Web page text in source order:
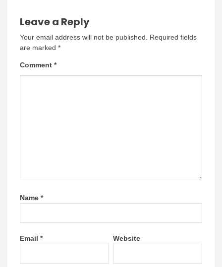
Leave a Reply
Your email address will not be published.
Required fields
are marked *
Comment *
Name *
Email * Website